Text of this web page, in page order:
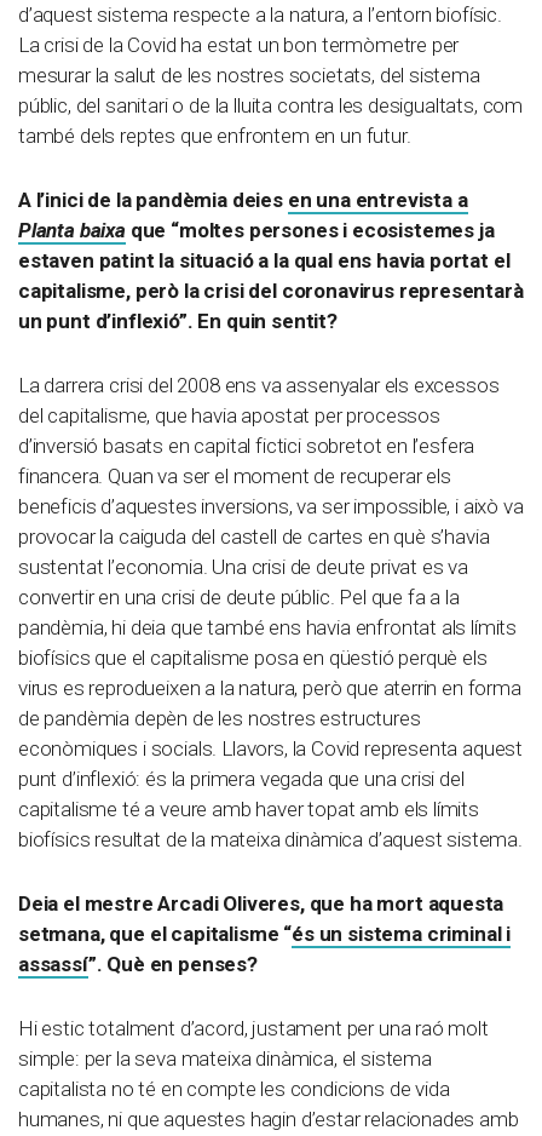
d’aquest sistema respecte a la natura, a l’entorn biofísic.
La crisi de la Covid ha estat un bon termòmetre per
mesurar la salut de les nostres societats, del sistema
públic, del sanitari o de la lluita contra les desigualtats, com
també dels reptes que enfrontem en un futur.
A l’inici de la pandèmia deies en una entrevista a
Planta baixa que “moltes persones i ecosistemes ja
estaven patint la situació a la qual ens havia portat el
capitalisme, però la crisi del coronavirus representarà
un punt d’inflexió”. En quin sentit?
La darrera crisi del 2008 ens va assenyalar els excessos
del capitalisme, que havia apostat per processos
d’inversió basats en capital fictici sobretot en l’esfera
financera. Quan va ser el moment de recuperar els
beneficis d’aquestes inversions, va ser impossible, i això va
provocar la caiguda del castell de cartes en què s’havia
sustentat l’economia. Una crisi de deute privat es va
convertir en una crisi de deute públic. Pel que fa a la
pandèmia, hi deia que també ens havia enfrontat als límits
biofísics que el capitalisme posa en qüestió perquè els
virus es reprodueixen a la natura, però que aterrin en forma
de pandèmia depèn de les nostres estructures
econòmiques i socials. Llavors, la Covid representa aquest
punt d’inflexió: és la primera vegada que una crisi del
capitalisme té a veure amb haver topat amb els límits
biofísics resultat de la mateixa dinàmica d’aquest sistema.
Deia el mestre Arcadi Oliveres, que ha mort aquesta
setmana, que el capitalisme “és un sistema criminal i
assassí”. Què en penses?
Hi estic totalment d’acord, justament per una raó molt
simple: per la seva mateixa dinàmica, el sistema
capitalista no té en compte les condicions de vida
humanes, ni que aquestes hagin d’estar relacionades amb